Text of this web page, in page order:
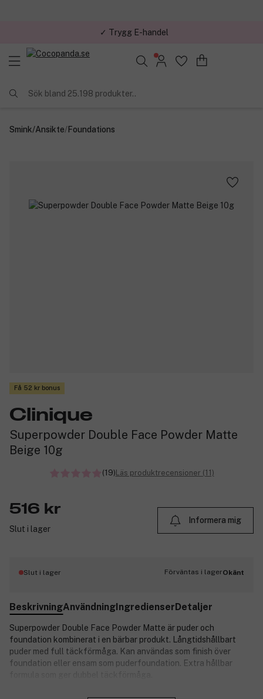
✓ Trygg E-handel
Sök bland 25.198 produkter..
Smink/Ansikte/Foundations
Få 52 kr bonus
Clinique
Superpowder Double Face Powder Matte
Beige 10g
(19)Läs produktrecensioner (11)
516 kr
Slut i lager
Informera mig
Slut i lager Förväntas i lagerOkänt
BeskrivningAnvändningIngredienserDetaljer
Superpowder Double Face Powder Matte är puder och
foundation kombinerat i en bärbar produkt. Långtidshållbart
puder med full täckförmåga. Kan användas som finish över
foundation eller ensam som puderfoundation. Extra hållbar